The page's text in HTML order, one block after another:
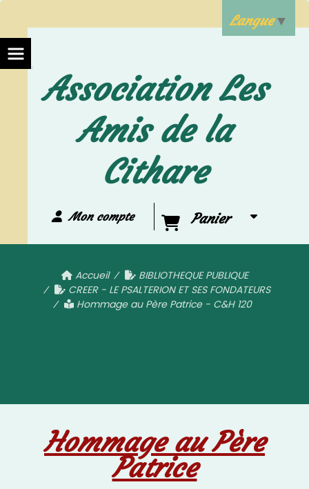
Association Les
Amis de la
Cithare
Mon compte Panier
Accueil
BIBLIOTHEQUE PUBLIQUE
CREER - LE PSALTERION ET SES FONDATEURS
Hommage au Père Patrice - C&H 120
Hommage au Père
Patrice
Langue▼